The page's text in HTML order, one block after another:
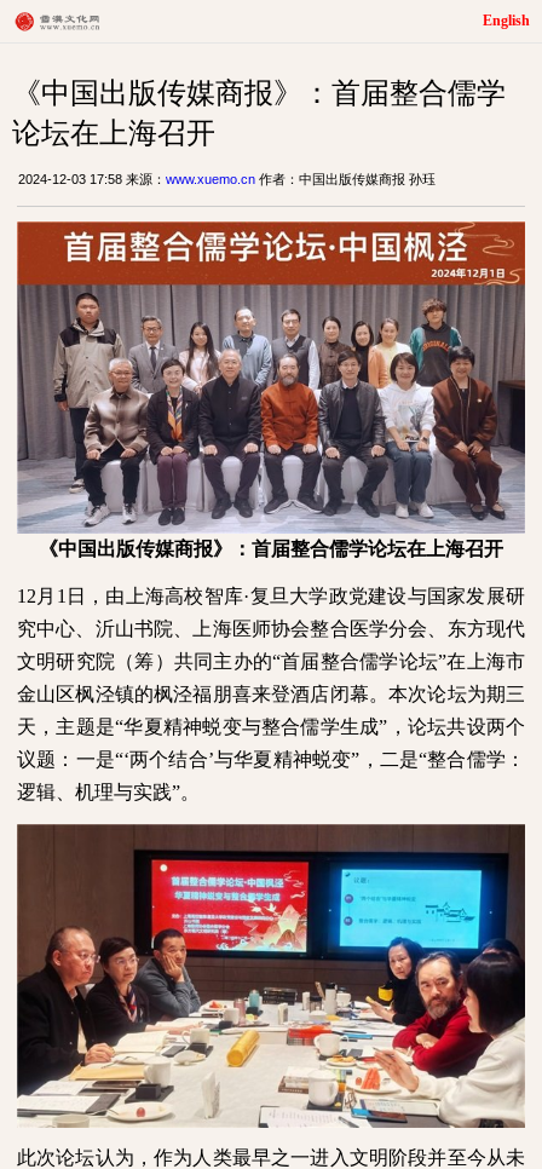
English
《中国出版传媒商报》：首届整合儒学
论坛在上海召开
2024-12-03 17:58 来源： www.xuemo.cn 作者：中国出版传媒商报 孙珏
《中国出版传媒商报》：首届整合儒学论坛在上海召开
12 月 1 日，由上海高校智库·复旦大学政党建设与国家发展研
究中心、沂山书院、上海医师协会整合医学分会、东方现代
文明研究院（筹）共同主办的“首届整合儒学论坛”在上海市
金山区枫泾镇的枫泾福朋喜来登酒店闭幕。本次论坛为期三
天，主题是“华夏精神蜕变与整合儒学生成”，论坛共设两个
议题：一是“‘两个结合’与华夏精神蜕变”，二是“整合儒学：
逻辑、机理与实践”。
此次论坛认为，作为人类最早之一进入文明阶段并至今从未